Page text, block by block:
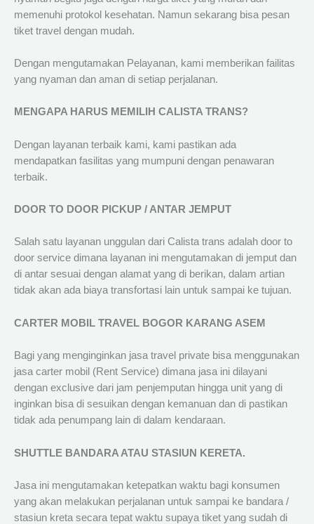
memenuhi protokol kesehatan. Namun sekarang bisa pesan
tiket travel dengan mudah.
Dengan mengutamakan Pelayanan, kami memberikan failitas
yang nyaman dan aman di setiap perjalanan.
MENGAPA HARUS MEMILIH CALISTA TRANS?
Dengan layanan terbaik kami, kami pastikan ada
mendapatkan fasilitas yang mumpuni dengan penawaran
terbaik.
DOOR TO DOOR PICKUP / ANTAR JEMPUT
Salah satu layanan unggulan dari Calista trans adalah door to
door service dimana layanan ini mengutamakan di jemput dan
di antar sesuai dengan alamat yang di berikan, dalam artian
tidak akan ada biaya transfortasi lain untuk sampai ke tujuan.
CARTER MOBIL TRAVEL BOGOR KARANG ASEM
Bagi yang menginginkan jasa travel private bisa menggunakan
jasa carter mobil (Rent Service) dimana jasa ini dilayani
dengan exclusive dari jam penjemputan hingga unit yang di
inginkan bisa di sesuikan dengan kemanuan dan di pastikan
tidak ada penumpang lain di dalam kendaraan.
SHUTTLE BANDARA ATAU STASIUN KERETA.
Jasa ini mengutamakan ketepatkan waktu bagi konsumen
yang akan melakukan perjalanan untuk sampai ke bandara /
stasiun kreta secara tepat waktu supaya tiket yang sudah di